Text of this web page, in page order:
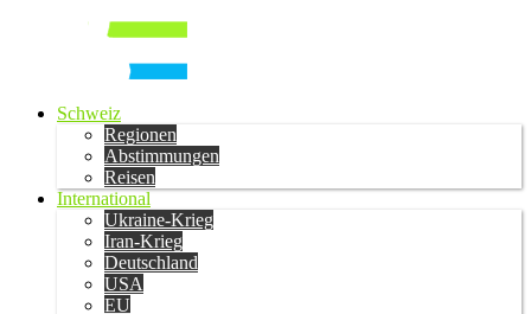
Schweiz
Regionen
Abstimmungen
Reisen
International
Ukraine-Krieg
Iran-Krieg
Deutschland
USA
EU